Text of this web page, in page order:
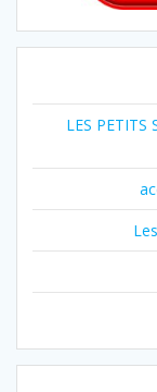
LES PETITS